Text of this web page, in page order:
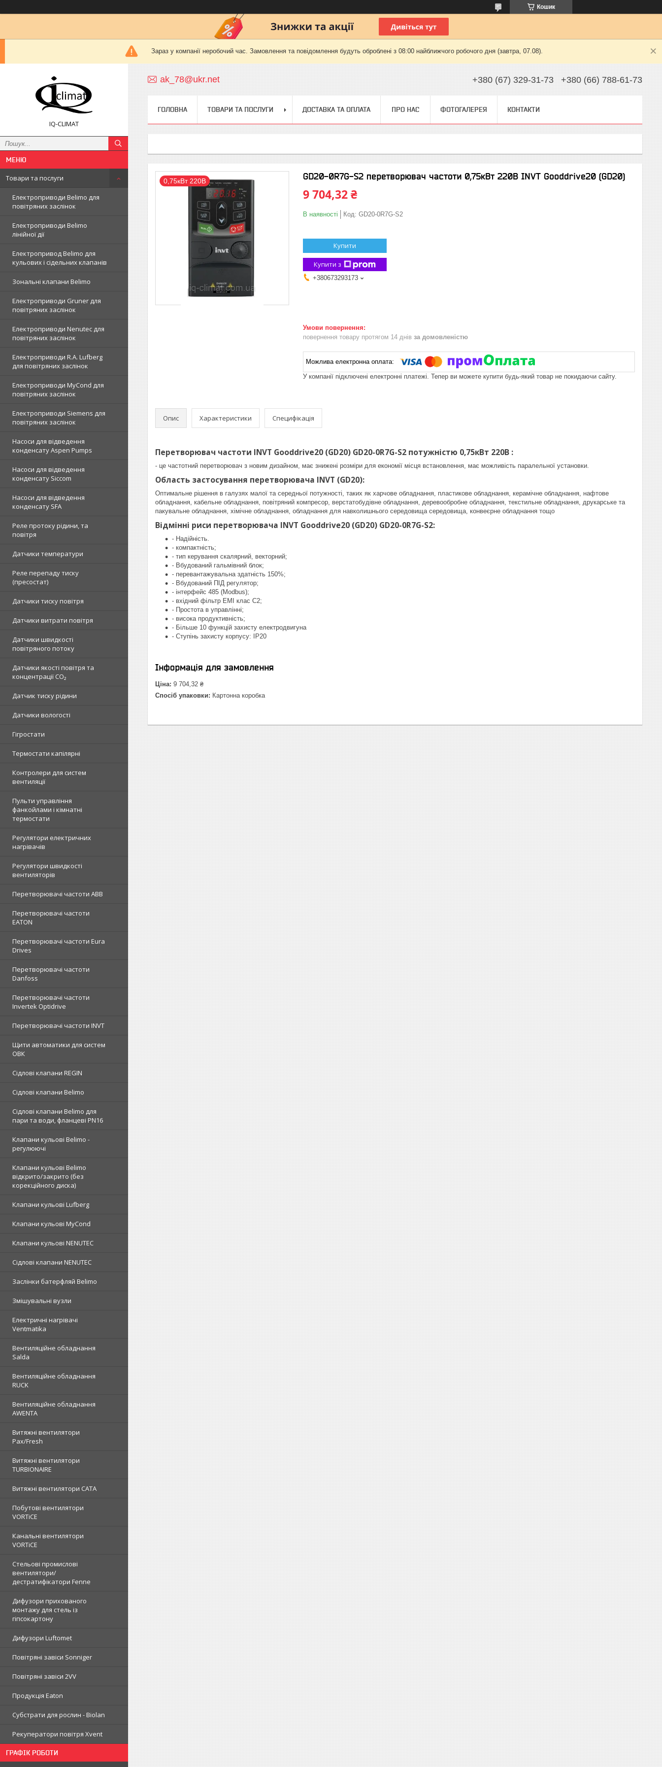
Кошик
Зараз у компанії неробочий час. Замовлення та повідомлення будуть оброблені з 08:00 найближчого робочого дня (завтра, 07.08).
IQ-CLIMAT
Товари та послуги
Електроприводи Belimo для
повітряних заслінок
Електроприводи Belimo
лінійної дії
Електропривод Belimo для
кульових і сідельних клапанів
Зональні клапани Belimo
Електроприводи Gruner для
повітряних заслінок
Електроприводи Nenutec для
повітряних заслінок
Електроприводи R.A. Lufberg
для повітряних заслінок
Електроприводи MyCond для
повітряних заслінок
Електроприводи Siemens для
повітряних заслінок
Насоси для відведення
конденсату Aspen Pumps
Насоси для відведення
конденсату Siccom
Насоси для відведення
конденсату SFA
Реле протоку рідини, та
повітря
Датчики температури
Реле перепаду тиску
(пресостат)
Датчики тиску повітря
Датчики витрати повітря
Датчики швидкості
повітряного потоку
Датчики якості повітря та
концентрації CO₂
Датчик тиску рідини
Датчики вологості
Гігростати
Термостати капілярні
Контролери для систем
вентиляції
Пульти управління
фанкойлами і кімнатні
термостати
Регулятори електричних
нагрівачів
Регулятори швидкості
вентиляторів
Перетворювачі частоти ABB
Перетворювачі частоти
EATON
Перетворювачі частоти Eura
Drives
Перетворювачі частоти
Danfoss
Перетворювачі частоти
Invertek Optidrive
Перетворювачі частоти INVT
Щити автоматики для систем
ОВК
Сідлові клапани REGIN
Сідлові клапани Belimo
Сідлові клапани Belimo для
пари та води, фланцеві PN16
Клапани кульові Belimo -
регулюючі
Клапани кульові Belimo
відкрито/закрито (без
корекційного диска)
Клапани кульові Lufberg
Клапани кульові MyCond
Клапани кульові NENUTEC
Сідлові клапани NENUTEC
Заслінки батерфляй Belimo
Змішувальні вузли
Електричні нагрівачі
Ventmatika
Вентиляційне обладнання
Salda
Вентиляційне обладнання
RUCK
Вентиляційне обладнання
AWENTA
Витяжні вентилятори
Pax/Fresh
Витяжні вентилятори
TURBIONAIRE
Витяжні вентилятори CATA
Побутові вентилятори
VORTiCE
Канальні вентилятори
VORTiCE
Стельові промислові
вентилятори/
дестратифікатори Fenne
Дифузори прихованого
монтажу для стель із
гіпсокартону
Дифузори Luftomet
Повітряні завіси Sonniger
Повітряні завіси 2VV
Продукція Eaton
Субстрати для рослин - Biolan
Рекуператори повітря Xvent
ГРАФІК РОБОТИ
ak_78@ukr.net +380 (67) 329-31-73 +380 (66) 788-61-73
ГОЛОВНА ТОВАРИ ТА ПОСЛУГИ ДОСТАВКА ТА ОПЛАТА ПРО НАС ФОТОГАЛЕРЕЯ КОНТАКТИ
0,75кВт 220В GD20-0R7G-S2 перетворювач частоти 0,75кВт 220В INVT Gooddrive20 (GD20)
9 704,32 ₴
В наявності Код: GD20-0R7G-S2
Купити
Купити з
+380673293173
повернення товару протягом 14 днів за домовленістю
У компанії підключені електронні платежі. Тепер ви можете купити будь-який товар не покидаючи сайту.
Опис Характеристики Специфікація
Перетворювач частоти INVT Gooddrive20 (GD20) GD20-0R7G-S2 потужністю 0,75кВт 220В :
- це частотний перетворювач з новим дизайном, має знижені розміри для економії місця встановлення, має можливість паралельної установки.
Область застосування перетворювача INVT (GD20):
Оптимальне рішення в галузях малої та середньої потужності, таких як харчове обладнання, пластикове обладнання, керамічне обладнання, нафтове
обладнання, кабельне обладнання, повітряний компресор, верстатобудівне обладнання, деревообробне обладнання, текстильне обладнання, друкарське та
пакувальне обладнання, хімічне обладнання, обладнання для навколишнього середовища середовища, конвеєрне обладнання тощо
Відмінні риси перетворювача INVT Gooddrive20 (GD20) GD20-0R7G-S2:
- Надійність.
- компактність;
- тип керування скалярний, векторний;
- Вбудований гальмівний блок;
- перевантажувальна здатність 150%;
- Вбудований ПІД регулятор;
- інтерфейс 485 (Modbus);
- вхідний фільтр ЕМІ клас С2;
- Простота в управлінні;
- висока продуктивність;
- Більше 10 функцій захисту електродвигуна
- Ступінь захисту корпусу: IP20
Інформація для замовлення
Ціна: 9 704,32 ₴
Спосіб упаковки: Картонна коробка